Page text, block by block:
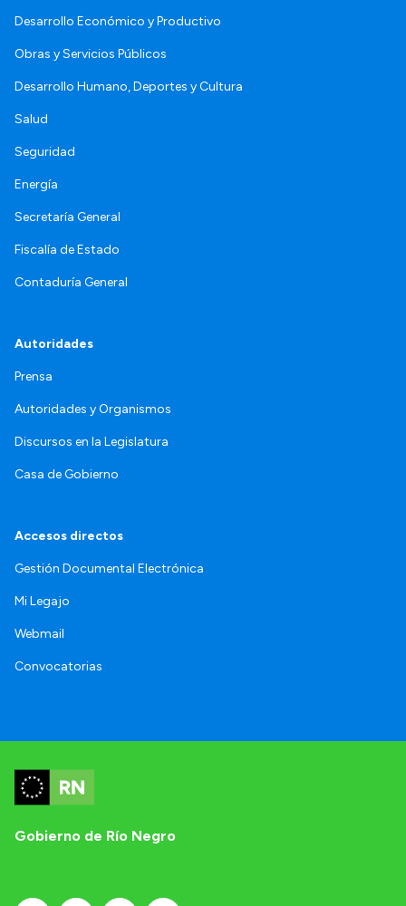
Desarrollo Económico y Productivo
Obras y Servicios Públicos
Desarrollo Humano, Deportes y Cultura
Salud
Seguridad
Energía
Secretaría General
Fiscalía de Estado
Contaduría General
Autoridades
Prensa
Autoridades y Organismos
Discursos en la Legislatura
Casa de Gobierno
Accesos directos
Gestión Documental Electrónica
Mi Legajo
Webmail
Convocatorias
Gobierno de Río Negro